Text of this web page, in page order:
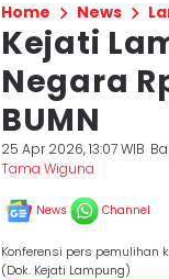
Home News
Kejati
Negara
BUMN
25 Apr 2026, 13:07 WIB
Tama Wiguna
News Channel
Konferensi pers pemulihan
(Dok. Kejati Lampung)